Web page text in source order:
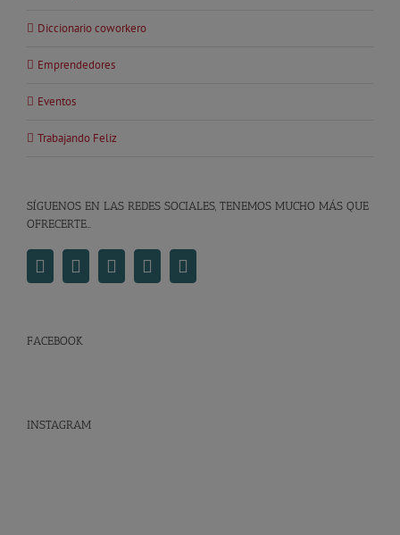
Diccionario coworkero
Emprendedores
Eventos
Trabajando Feliz
SÍGUENOS EN LAS REDES SOCIALES, TENEMOS MUCHO MÁS QUE
OFRECERTE…
FACEBOOK
INSTAGRAM